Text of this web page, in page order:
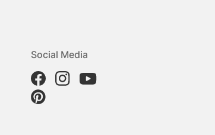
Social Media